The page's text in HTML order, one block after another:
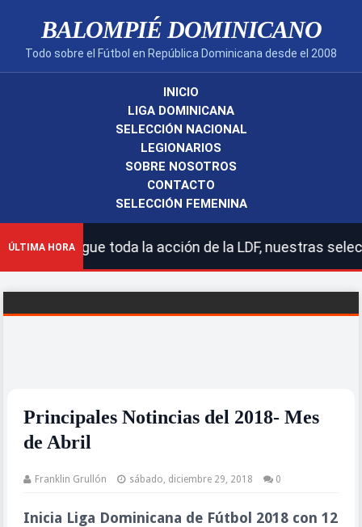
BALOMPIÉ DOMINICANO
Todo sobre el Fútbol en República Dominicana desde el 2008
INICIO
LIGA DOMINICANA
SELECCIÓN NACIONAL
LEGIONARIOS
SOBRE NOSOTROS
CONTACTO
SELECCIÓN FEMENINA
ÚLTIMA HORA
| Sigue toda la acción de la LDF, nuestras
Principales Notincias del 2018- Mes
de Abril
Franklin Grullón sábado, diciembre 29, 2018 0
Inicia Liga Dominicana de Fútbol 2018 con 12